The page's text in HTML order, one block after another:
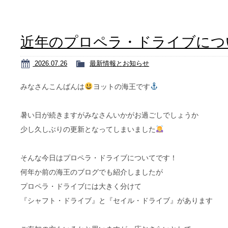
近年のプロペラ・ドライブに
2026.07.26 最新情報とお知らせ
みなさんこんばんは ヨットの海王です
暑い日が続きますがみなさんいかがお過ごしでしょうか
少し久しぶりの更新となってしまいました
そんな今日はプロペラ・ドライブについてです！
何年か前の海王のブログでも紹介しましたが
プロペラ・ドライブには大きく分けて
『シャフト・ドライブ』と『セイル・ドライブ』があります